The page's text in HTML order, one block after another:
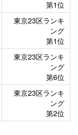
第1位
東京23区ランキ
ング
第1位
東京23区ランキ
ング
第6位
東京23区ランキ
ング
第2位